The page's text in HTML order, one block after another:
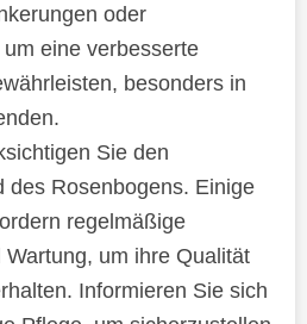
oder
eine verbesserte
besonders in
Sie den
des Rosenbogens. Einige
regelmäßige
um ihre Qualität
Informieren Sie sich